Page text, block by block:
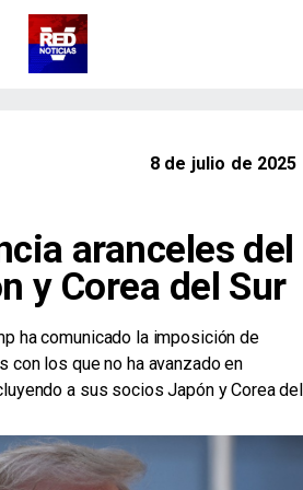
8 de julio de 2025
aranceles del
y Corea del Sur
ha comunicado la imposición de
con los que no ha avanzado en
a sus socios Japón y Corea del